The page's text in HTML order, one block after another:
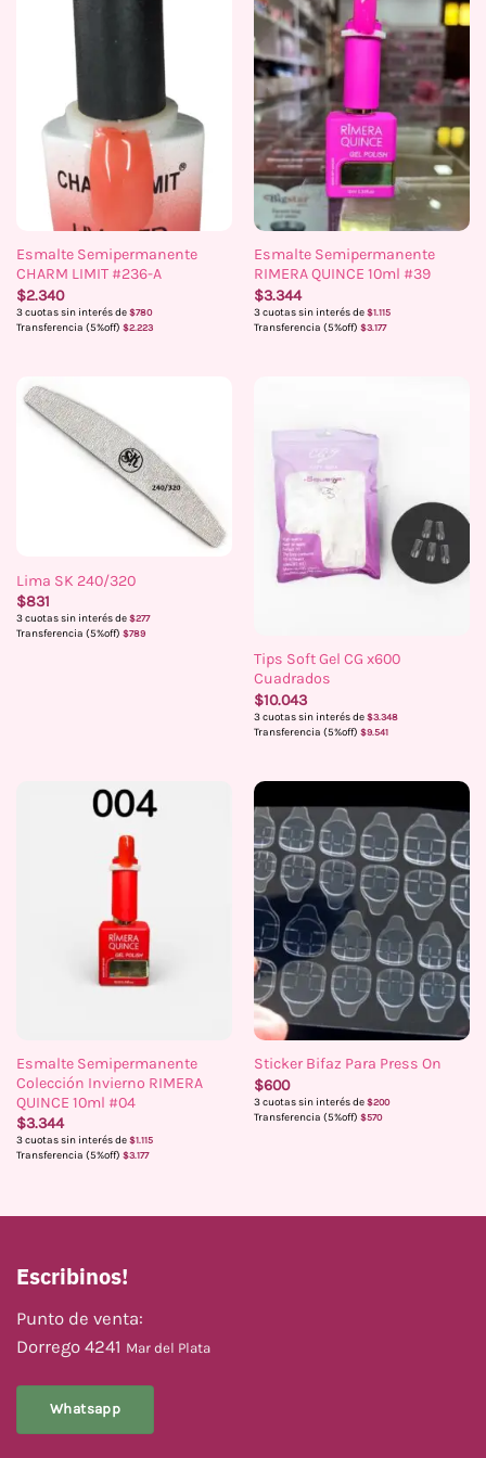
Esmalte Semipermanente
CHARM LIMIT #236-A
$2.340
3 cuotas sin interés de $780
Transferencia (5%off) $2.223
Esmalte Semipermanente
RIMERA QUINCE 10ml #39
$3.344
3 cuotas sin interés de $1.115
Transferencia (5%off) $3.177
Lima SK 240/320
$831
3 cuotas sin interés de $277
Transferencia (5%off) $789
Tips Soft Gel CG x600
Cuadrados
$10.043
3 cuotas sin interés de $3.348
Transferencia (5%off) $9.541
Esmalte Semipermanente
Colección Invierno RIMERA
QUINCE 10ml #04
$3.344
3 cuotas sin interés de $1.115
Transferencia (5%off) $3.177
Sticker Bifaz Para Press On
$600
3 cuotas sin interés de $200
Transferencia (5%off) $570
Escribinos!
Punto de venta:
Dorrego 4241 Mar del Plata
Whatsapp